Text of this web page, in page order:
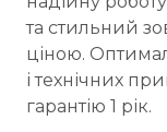
та стильний
ціною.
і технічних
гарантію 1 рік.